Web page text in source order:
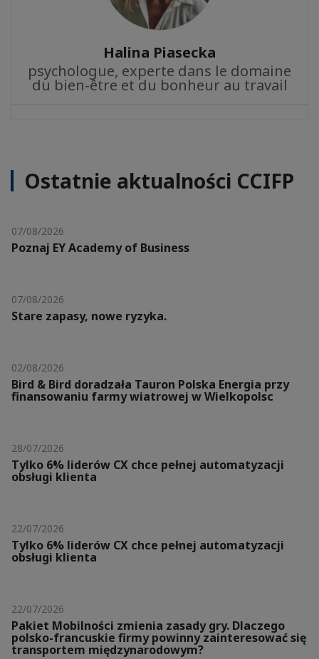
Halina Piasecka
psychologue, experte dans le domaine
du bien-être et du bonheur au travail
Ostatnie aktualności CCIFP
07/08/2026
Poznaj EY Academy of Business
07/08/2026
Stare zapasy, nowe ryzyka.
02/08/2026
Bird & Bird doradzała Tauron Polska Energia przy
finansowaniu farmy wiatrowej w Wielkopolsc
28/07/2026
Tylko 6% liderów CX chce pełnej automatyzacji
obsługi klienta
22/07/2026
Tylko 6% liderów CX chce pełnej automatyzacji
obsługi klienta
22/07/2026
Pakiet Mobilności zmienia zasady gry. Dlaczego
polsko-francuskie firmy powinny zainteresować się
transportem międzynarodowym?